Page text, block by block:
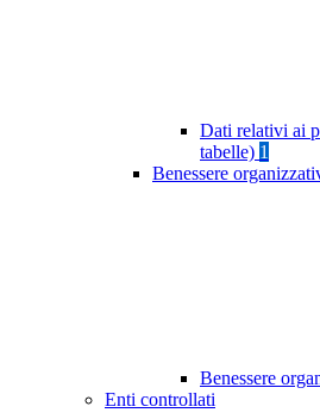
Dati relativi ai
tabelle) 1
Benessere
Benessere
Enti controllati